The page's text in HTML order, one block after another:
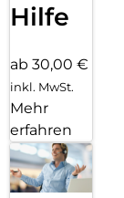
Hilfe
ab 30,00 €
inkl. MwSt.
Mehr
erfahren